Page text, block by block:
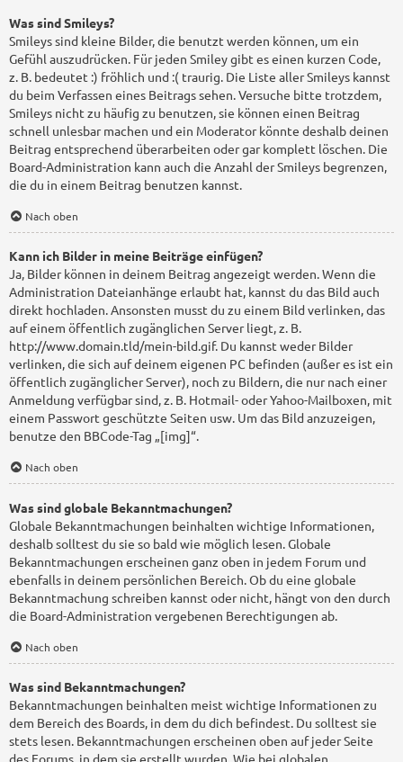
Was sind Smileys?
Smileys sind kleine Bilder, die benutzt werden können, um ein
Gefühl auszudrücken. Für jeden Smiley gibt es einen kurzen Code,
z. B. bedeutet :) fröhlich und :( traurig. Die Liste aller Smileys kannst
du beim Verfassen eines Beitrags sehen. Versuche bitte trotzdem,
Smileys nicht zu häufig zu benutzen, sie können einen Beitrag
schnell unlesbar machen und ein Moderator könnte deshalb deinen
Beitrag entsprechend überarbeiten oder gar komplett löschen. Die
Board-Administration kann auch die Anzahl der Smileys begrenzen,
die du in einem Beitrag benutzen kannst.
Nach oben
Kann ich Bilder in meine Beiträge einfügen?
Ja, Bilder können in deinem Beitrag angezeigt werden. Wenn die
Administration Dateianhänge erlaubt hat, kannst du das Bild auch
direkt hochladen. Ansonsten musst du zu einem Bild verlinken, das
auf einem öffentlich zugänglichen Server liegt, z. B.
http://www.domain.tld/mein-bild.gif. Du kannst weder Bilder
verlinken, die sich auf deinem eigenen PC befinden (außer es ist ein
öffentlich zugänglicher Server), noch zu Bildern, die nur nach einer
Anmeldung verfügbar sind, z. B. Hotmail- oder Yahoo-Mailboxen, mit
einem Passwort geschützte Seiten usw. Um das Bild anzuzeigen,
benutze den BBCode-Tag „[img]“.
Nach oben
Was sind globale Bekanntmachungen?
Globale Bekanntmachungen beinhalten wichtige Informationen,
deshalb solltest du sie so bald wie möglich lesen. Globale
Bekanntmachungen erscheinen ganz oben in jedem Forum und
ebenfalls in deinem persönlichen Bereich. Ob du eine globale
Bekanntmachung schreiben kannst oder nicht, hängt von den durch
die Board-Administration vergebenen Berechtigungen ab.
Nach oben
Was sind Bekanntmachungen?
Bekanntmachungen beinhalten meist wichtige Informationen zu
dem Bereich des Boards, in dem du dich befindest. Du solltest sie
stets lesen. Bekanntmachungen erscheinen oben auf jeder Seite
des Forums, in dem sie erstellt wurden. Wie bei globalen